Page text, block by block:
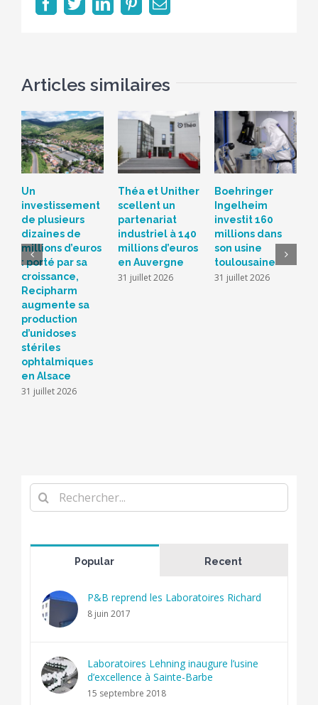
Articles similaires
Un
investissement
de plusieurs
dizaines de
millions d’euros
: porté par sa
croissance,
Recipharm
augmente sa
production
d’unidoses
stériles
ophtalmiques
en Alsace
31 juillet 2026
Théa et Unither
scellent un
partenariat
industriel à 140
millions d’euros
en Auvergne
31 juillet 2026
Boehringer
Ingelheim
investit 160
millions dans
son usine
toulousaine
31 juillet 2026
Rechercher
Popular Recent
P&B reprend les Laboratoires Richard
8 juin 2017
Laboratoires Lehning inaugure l’usine
d’excellence à Sainte-Barbe
15 septembre 2018